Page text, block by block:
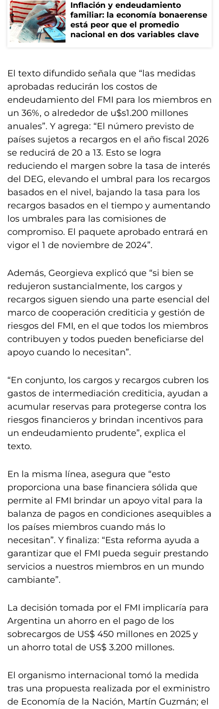
Inflación y endeudamiento
familiar: la economía bonaerense
está peor que el promedio
nacional en dos variables clave
El texto difundido señala que “las medidas
aprobadas reducirán los costos de
endeudamiento del FMI para los miembros en
un 36%, o alrededor de u$s1.200 millones
anuales”. Y agrega: “El número previsto de
países sujetos a recargos en el año fiscal 2026
se reducirá de 20 a 13. Esto se logra
reduciendo el margen sobre la tasa de interés
del DEG, elevando el umbral para los recargos
basados en el nivel, bajando la tasa para los
recargos basados en el tiempo y aumentando
los umbrales para las comisiones de
compromiso. El paquete aprobado entrará en
vigor el 1 de noviembre de 2024”.
Además, Georgieva explicó que “si bien se
redujeron sustancialmente, los cargos y
recargos siguen siendo una parte esencial del
marco de cooperación crediticia y gestión de
riesgos del FMI, en el que todos los miembros
contribuyen y todos pueden beneficiarse del
apoyo cuando lo necesitan”.
“En conjunto, los cargos y recargos cubren los
gastos de intermediación crediticia, ayudan a
acumular reservas para protegerse contra los
riesgos financieros y brindan incentivos para
un endeudamiento prudente”, explica el
texto.
En la misma línea, asegura que “esto
proporciona una base financiera sólida que
permite al FMI brindar un apoyo vital para la
balanza de pagos en condiciones asequibles a
los países miembros cuando más lo
necesitan”. Y finaliza: “Esta reforma ayuda a
garantizar que el FMI pueda seguir prestando
servicios a nuestros miembros en un mundo
cambiante”.
La decisión tomada por el FMI implicaría para
Argentina un ahorro en el pago de los
sobrecargos de US$ 450 millones en 2025 y
un ahorro total de US$ 3.200 millones.
El organismo internacional tomó la medida
tras una propuesta realizada por el exministro
de Economía de la Nación, Martín Guzmán; el